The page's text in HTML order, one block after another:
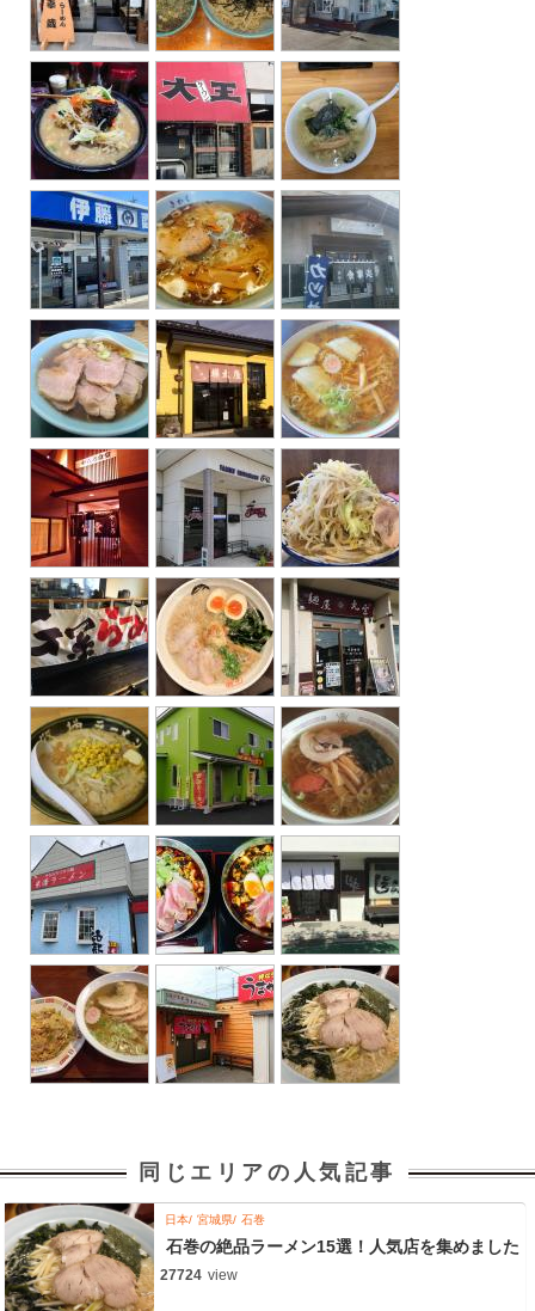
同じエリアの人気記事
日本 宮城県 石巻
石巻の絶品ラーメン15選！人気店を集めました
27724 view